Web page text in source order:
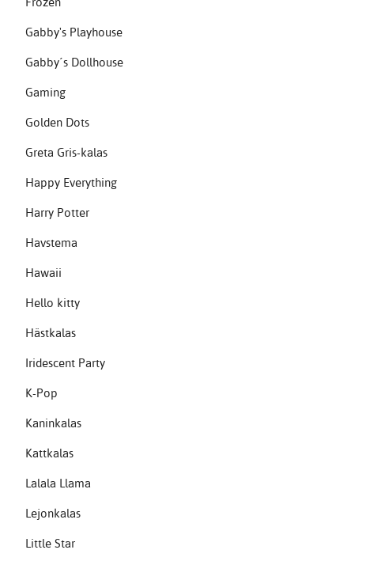
Gabby's Playhouse
Gabby´s Dollhouse
Gaming
Golden Dots
Greta Gris-kalas
Happy Everything
Harry Potter
Havstema
Hawaii
Hello kitty
Hästkalas
Iridescent Party
K-Pop
Kaninkalas
Kattkalas
Lalala Llama
Lejonkalas
Little Star